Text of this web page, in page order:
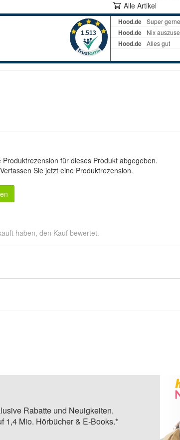
Alle Artikel
Produktrezension für dieses Produkt abgegeben.
Verfassen Sie jetzt eine Produktrezension.
haben, den Kauf bewertet.
Rabatte und Neuigkeiten.
1,4 Mio. Hörbücher & E-Books.*